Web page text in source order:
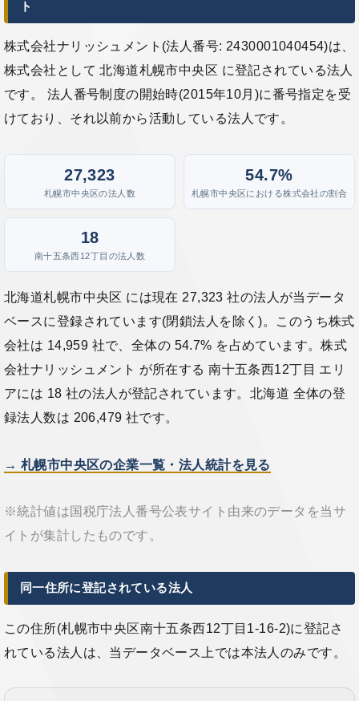
ト
株式会社ナリッシュメント(法人番号: 2430001040454)は、
株式会社として 北海道札幌市中央区 に登記されている法人
です。 法人番号制度の開始時(2015年10月)に番号指定を受
けており、それ以前から活動している法人です。
27,323
札幌市中央区の法人数
54.7%
札幌市中央区における株式会社の割合
18
南十五条西12丁目の法人数
北海道札幌市中央区 には現在 27,323 社の法人が当データ
ベースに登録されています(閉鎖法人を除く)。このうち株式
会社は 14,959 社で、全体の 54.7% を占めています。株式
会社ナリッシュメント が所在する 南十五条西12丁目 エリ
アには 18 社の法人が登記されています。北海道 全体の登
録法人数は 206,479 社です。
→ 札幌市中央区の企業一覧・法人統計を見る
※統計値は国税庁法人番号公表サイト由来のデータを当サ
イトが集計したものです。
同一住所に登記されている法人
この住所(札幌市中央区南十五条西12丁目1-16-2)に登記さ
れている法人は、当データベース上では本法人のみです。